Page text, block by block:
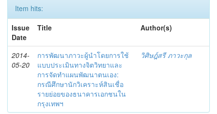
Item hits:
Issue
Date
Title Author(s)
2014-
05-20
การพัฒนาภาวะผู้นำโดยการใช้
แบบประเมินทางจิตวิทยาและ
การจัดทำแผนพัฒนาตนเอง:
กรณีศึกษานักวิเคราะห์สินเชื่อ
รายย่อยของธนาคารเอกชนใน
กรุงเทพฯ
วิศิษฎ์สรี ภาวะกุล